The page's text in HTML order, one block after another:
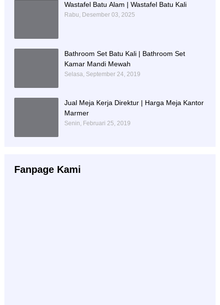
Wastafel Batu Alam | Wastafel Batu Kali
Rabu, Desember 03, 2025
Bathroom Set Batu Kali | Bathroom Set
Kamar Mandi Mewah
Selasa, September 24, 2019
Jual Meja Kerja Direktur | Harga Meja Kantor
Marmer
Senin, Februari 25, 2019
Fanpage Kami